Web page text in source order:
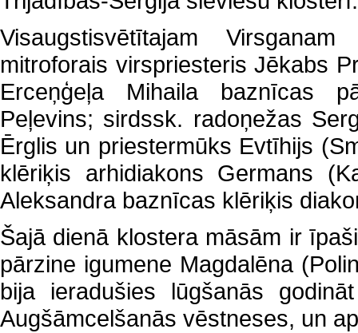
Visaugstisvētītajam
mitroforais virspriesteris Jēkabs
Erceņģeļa Mihaila baznīcas
Peļevins; sirdssk. radoņežas
Ērglis un priestermūks Evtīhijs
klēriķis arhidiakons Germans
Aleksandra baznīcas klēriķis
Šajā dienā klostera māsām ir
pārzine igumene Magdalēna
bija ieradušies lūgšanās
Augšāmcelšanās vēstneses, un